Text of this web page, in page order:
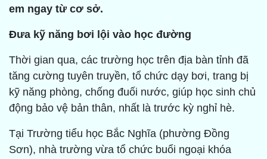
em ngay từ cơ sở.
Đưa kỹ năng bơi lội vào học đường
Thời gian qua, các trường học trên địa bàn tỉnh đã
tăng cường tuyên truyền, tổ chức dạy bơi, trang bị
kỹ năng phòng, chống đuối nước, giúp học sinh chủ
động bảo vệ bản thân, nhất là trước kỳ nghỉ hè.
Tại Trường tiểu học Bắc Nghĩa (phường Đồng
Sơn), nhà trường vừa tổ chức buổi ngoại khóa